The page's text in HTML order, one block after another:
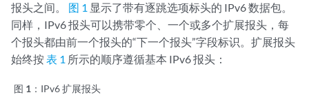
报头之间。 图 1 显示了带有逐跳选项标头的 IPv6 数据包。
同样，IPv6 报头可以携带零个、一个或多个扩展报头，每
个报头都由前一个报头的“下一个报头”字段标识。扩展报头
始终按表 1 所示的顺序遵循基本 IPv6 报头：
图 1： IPv6 扩展报头